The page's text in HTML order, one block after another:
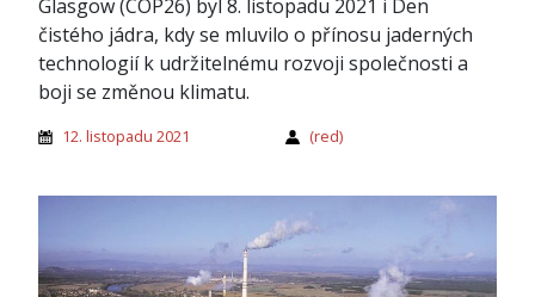
Glasgow (COP26) byl 8. listopadu 2021 i Den
čistého jádra, kdy se mluvilo o přínosu jaderných
technologií k udržitelnému rozvoji společnosti a
boji se změnou klimatu.
12. listopadu 2021 (red)